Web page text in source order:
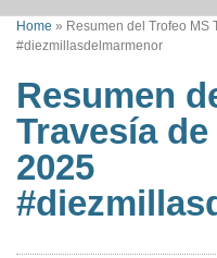
Home » Resumen del Trofeo MS
#diezmillasdelmarmenor
Resumen
Travesía
2025